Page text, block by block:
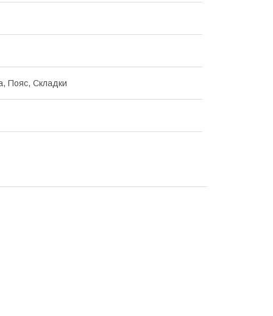
Пояс, Складки